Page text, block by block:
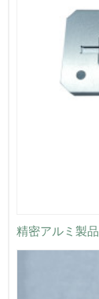
精密アルミ製